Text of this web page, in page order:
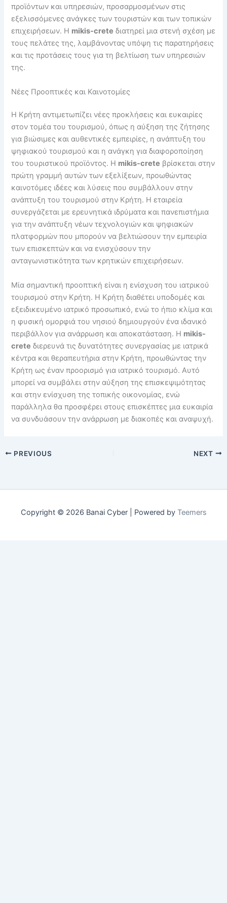
προϊόντων και υπηρεσιών, προσαρμοσμένων στις
εξελισσόμενες ανάγκες των τουριστών και των τοπικών
επιχειρήσεων. Η mikis-crete διατηρεί μια στενή σχέση με
τους πελάτες της, λαμβάνοντας υπόψη τις παρατηρήσεις
και τις προτάσεις τους για τη βελτίωση των υπηρεσιών
της.
Νέες Προοπτικές και Καινοτομίες
Η Κρήτη αντιμετωπίζει νέες προκλήσεις και ευκαιρίες
στον τομέα του τουρισμού, όπως η αύξηση της ζήτησης
για βιώσιμες και αυθεντικές εμπειρίες, η ανάπτυξη του
ψηφιακού τουρισμού και η ανάγκη για διαφοροποίηση
του τουριστικού προϊόντος. Η mikis-crete βρίσκεται στην
πρώτη γραμμή αυτών των εξελίξεων, προωθώντας
καινοτόμες ιδέες και λύσεις που συμβάλλουν στην
ανάπτυξη του τουρισμού στην Κρήτη. Η εταιρεία
συνεργάζεται με ερευνητικά ιδρύματα και πανεπιστήμια
για την ανάπτυξη νέων τεχνολογιών και ψηφιακών
πλατφορμών που μπορούν να βελτιώσουν την εμπειρία
των επισκεπτών και να ενισχύσουν την
ανταγωνιστικότητα των κρητικών επιχειρήσεων.
Μία σημαντική προοπτική είναι η ενίσχυση του ιατρικού
τουρισμού στην Κρήτη. Η Κρήτη διαθέτει υποδομές και
εξειδικευμένο ιατρικό προσωπικό, ενώ το ήπιο κλίμα και
η φυσική ομορφιά του νησιού δημιουργούν ένα ιδανικό
περιβάλλον για ανάρρωση και αποκατάσταση. Η mikis-
crete διερευνά τις δυνατότητες συνεργασίας με ιατρικά
κέντρα και θεραπευτήρια στην Κρήτη, προωθώντας την
Κρήτη ως έναν προορισμό για ιατρικό τουρισμό. Αυτό
μπορεί να συμβάλει στην αύξηση της επισκεψιμότητας
και στην ενίσχυση της τοπικής οικονομίας, ενώ
παράλληλα θα προσφέρει στους επισκέπτες μια ευκαιρία
να συνδυάσουν την ανάρρωση με διακοπές και αναψυχή.
PREVIOUS NEXT
Copyright © 2026 Banai Cyber | Powered by Teemers